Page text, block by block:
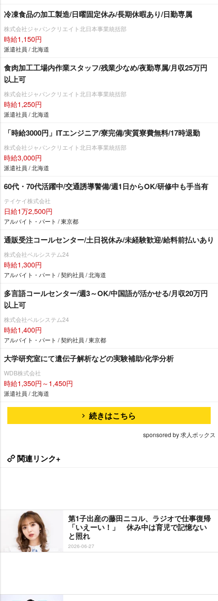
冷凍食品の加工製造/日曜固定休み/長期休暇あり/日勤専属
株式会社ジャパンクリエイト北日本事業統括部
時給1,150円
派遣社員 / 北海道
食肉加工工場内作業スタッフ/残業少なめ/夜勤専属/月収25万円
以上可
株式会社ジャパンクリエイト北日本事業統括部
時給1,250円
派遣社員 / 北海道
「時給3000円」ITエンジニア/寮完備/実質寮費無料/17時退勤
株式会社ジャパンクリエイト北日本事業統括部
時給3,000円
派遣社員 / 北海道
60代・70代活躍中/交通誘導警備/週1日からOK/研修中も手当有
テイケイ株式会社
日給1万2,500円
アルバイト・パート / 東京都
通販受注コールセンター/土日祝休み/未経験歓迎/給料前払いあり
株式会社ベルシステム24
時給1,300円
アルバイト・パート / 契約社員 / 北海道
多言語コールセンター/週3～OK/中国語が活かせる/月収20万円
以上可
株式会社ベルシステム24
時給1,400円
アルバイト・パート / 契約社員 / 東京都
大学研究室にて遺伝子解析などの実験補助/化学分析
WDB株式会社
時給1,350円～1,450円
派遣社員 / 北海道
続きはこちら
sponsored by 求人ボックス
関連リンク+
第1子出産の藤田ニコル、ラジオで仕事復帰
「いえーい！」 休み中は育児で記憶ない
と照れ
2026-06-27